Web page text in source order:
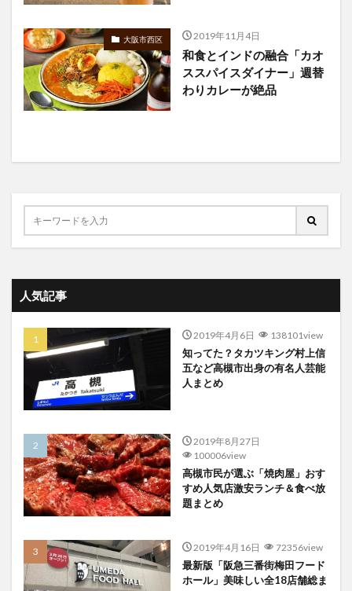
大阪市西区 2019年11月4日
和食とインドの融合「カオ
ススパイスダイナー」週替
わりカレーが絶品
人気記事
2019年4月6日 138101view
知ってた？タカツキング村上信
五など高槻市出身の有名人芸能
人まとめ
2019年8月27日
100006view
高槻市民が選ぶ「焼肉屋」おす
すめ人気店激安ランチ＆食べ放
題まとめ
2019年4月16日 72356view
最新版「阪急三番街梅田フード
ホール」美味しい全18店舗総ま